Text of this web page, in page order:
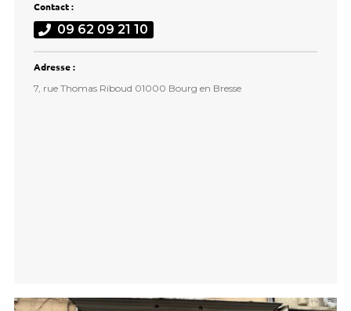
Contact :
09 62 09 21 10
Adresse :
7, rue Thomas Riboud 01000 Bourg en Bresse